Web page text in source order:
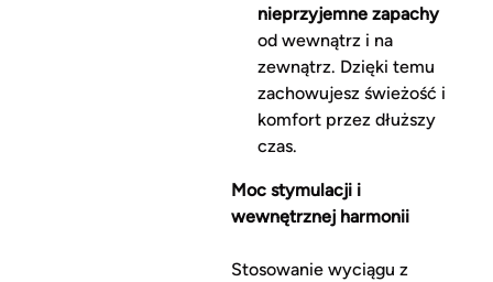
nieprzyjemne zapachy
od wewnątrz i na
zewnątrz. Dzięki temu
zachowujesz świeżość i
komfort przez dłuższy
czas.
Moc stymulacji i
wewnętrznej harmonii
Stosowanie wyciągu z